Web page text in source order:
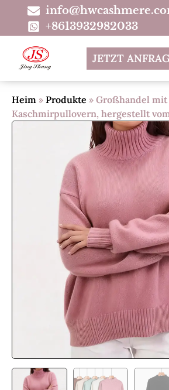
+8613932982033
JETZT
Heim » Produkte » Großhandel
Kaschmirpullovern, hergestellt